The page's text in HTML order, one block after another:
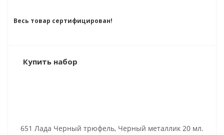
Весь товар сертифицирован!
Купить набор
651 Лада Черный трюфель, Черный металлик 20 мл.